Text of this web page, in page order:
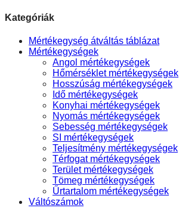
Kategóriák
Mértékegység átváltás táblázat
Mértékegységek
Angol mértékegységek
Hőmérséklet mértékegységek
Hosszúság mértékegységek
Idő mértékegységek
Konyhai mértékegységek
Nyomás mértékegységek
Sebesség mértékegységek
SI mértékegységek
Teljesítmény mértékegységek
Térfogat mértékegységek
Terület mértékegységek
Tömeg mértékegységek
Űrtartalom mértékegységek
Váltószámok